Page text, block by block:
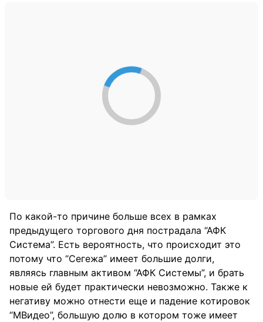
По какой-то причине больше всех в рамках
предыдущего торгового дня пострадала “АФК
Система”. Есть вероятность, что происходит это
потому что “Сегежа” имеет большие долги,
являясь главным активом “АФК Системы”, и брать
новые ей будет практически невозможно. Также к
негативу можно отнести еще и падение котировок
“МВидео”, большую долю в котором тоже имеет